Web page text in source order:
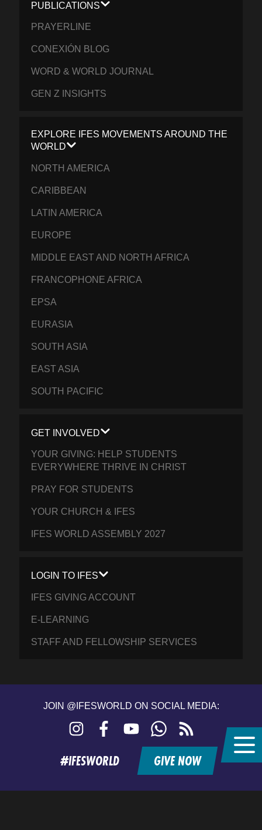
PUBLICATIONS
PRAYERLINE
CONEXIÓN BLOG
WORD & WORLD JOURNAL
GEN Z INSIGHTS
EXPLORE IFES MOVEMENTS AROUND THE
WORLD
NORTH AMERICA
CARIBBEAN
LATIN AMERICA
EUROPE
MIDDLE EAST AND NORTH AFRICA
FRANCOPHONE AFRICA
EPSA
EURASIA
SOUTH ASIA
EAST ASIA
SOUTH PACIFIC
GET INVOLVED
YOUR GIVING: HELP STUDENTS
EVERYWHERE THRIVE IN CHRIST
PRAY FOR STUDENTS
YOUR CHURCH & IFES
IFES WORLD ASSEMBLY 2027
LOGIN TO IFES
IFES GIVING ACCOUNT
E-LEARNING
STAFF AND FELLOWSHIP SERVICES
JOIN @IFESWORLD ON SOCIAL MEDIA:
Instagram FacebookYouTubeWhatsApp
feed
#IFESWORLD GIVE NOW